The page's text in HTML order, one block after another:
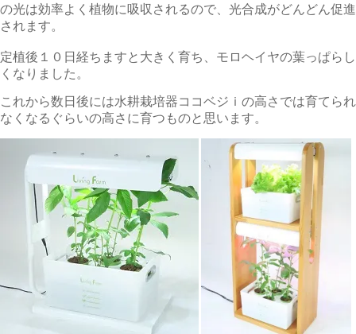
の光は効率よく植物に吸収されるので、光合成がどんどん促進
されます。
定植後１０日経ちますと大きく育ち、モロヘイヤの葉っぱらし
くなりました。
これから数日後には水耕栽培器ココベジｉの高さでは育てられ
なくなるぐらいの高さに育つものと思います。